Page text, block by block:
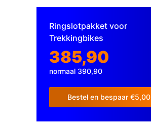
Ringslotpakket voor
Trekkingbikes
385,90
normaal 390,90
Bestel en bespaar €5,00